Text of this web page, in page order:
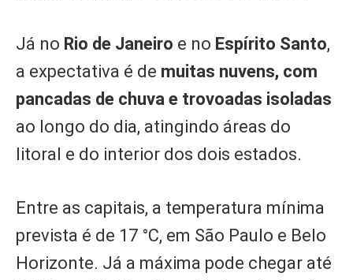
Já no Rio de Janeiro e no Espírito Santo,
a expectativa é de muitas nuvens, com
pancadas de chuva e trovoadas isoladas
ao longo do dia, atingindo áreas do
litoral e do interior dos dois estados.
Entre as capitais, a temperatura mínima
prevista é de 17 °C, em São Paulo e Belo
Horizonte. Já a máxima pode chegar até